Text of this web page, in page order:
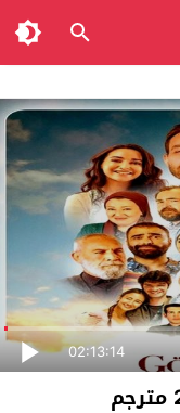
02:13:14